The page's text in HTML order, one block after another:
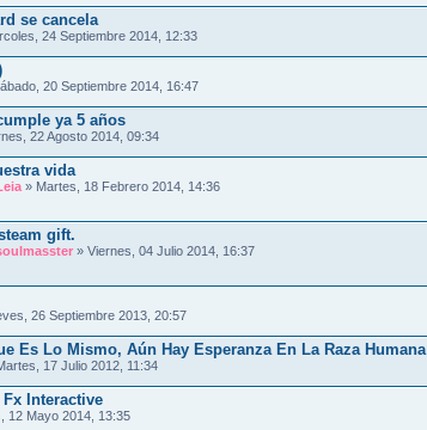
se cancela
24 Septiembre 2014, 12:33
20 Septiembre 2014, 16:47
ya 5 años
22 Agosto 2014, 09:34
vida
» Martes, 18 Febrero 2014, 14:36
gift.
» Viernes, 04 Julio 2014, 16:37
26 Septiembre 2013, 20:57
Es Lo Mismo, Aún Hay Esperanza En La Raza Humana
17 Julio 2012, 11:34
Interactive
12 Mayo 2014, 13:35